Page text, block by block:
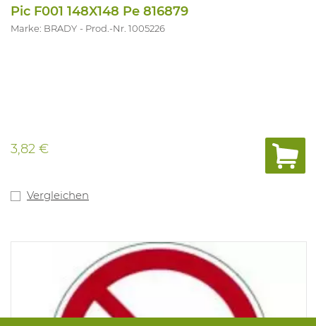
Pic F001 148X148 Pe 816879
Marke: BRADY Prod.-Nr. 1005226
3,82 €
Vergleichen